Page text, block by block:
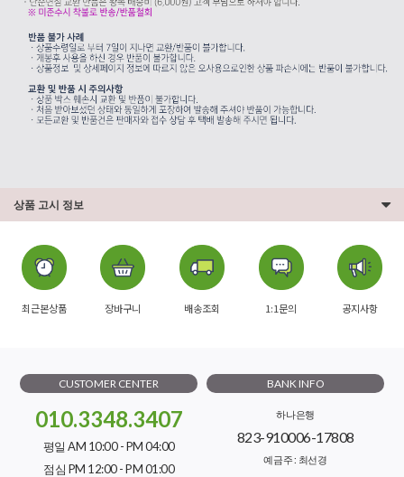
상품 고시 정보
최근본상품 장바구니 배송조회 1:1문의 공지사항
CUSTOMER CENTER
010.3348.3407
평일 AM 10:00 - PM 04:00
점심 PM 12:00 - PM 01:00
BANK INFO
하나은행
823-910006-17808
예금주 : 최선경